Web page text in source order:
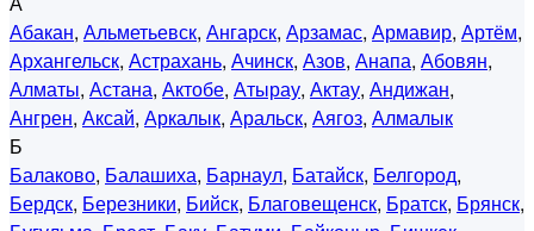
Абакан, Альметьевск, Ангарск, Арзамас, Армавир, Артём,
Архангельск, Астрахань, Ачинск, Азов, Анапа, Абовян,
Алматы, Астана, Актобе, Атырау, Актау, Андижан,
Ангрен, Аксай, Аркалык, Аральск, Аягоз, Алмалык
Б
Балаково, Балашиха, Барнаул, Батайск, Белгород,
Бердск, Березники, Бийск, Благовещенск, Братск, Брянск,